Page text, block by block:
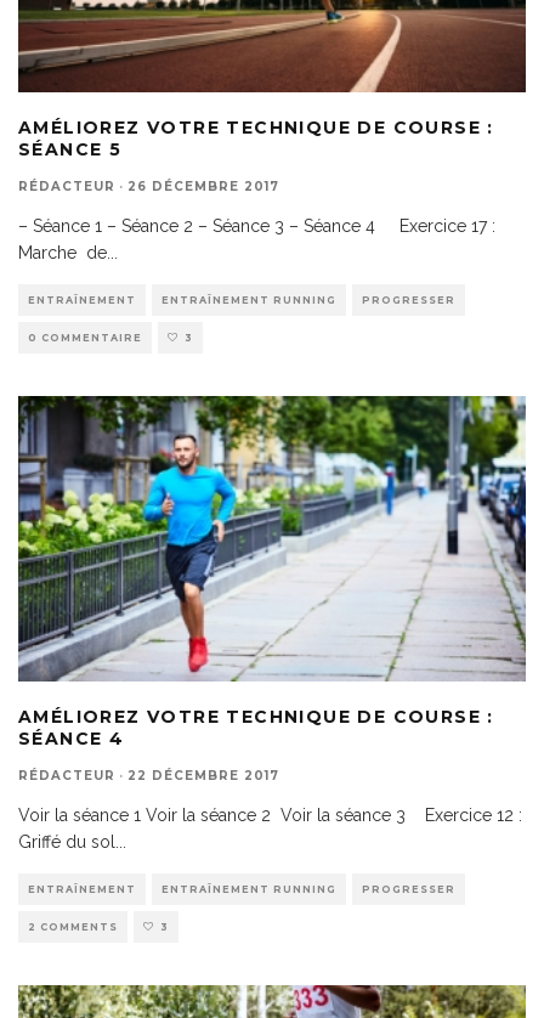
AMÉLIOREZ VOTRE TECHNIQUE DE COURSE :
SÉANCE 5
RÉDACTEUR · 26 DÉCEMBRE 2017
– Séance 1 – Séance 2 – Séance 3 – Séance 4 Exercice 17 :
Marche de
ENTRAÎNEMENT ENTRAÎNEMENT RUNNING PROGRESSER
0 COMMENTAIRE 3
AMÉLIOREZ VOTRE TECHNIQUE DE COURSE :
SÉANCE 4
RÉDACTEUR · 22 DÉCEMBRE 2017
Voir la séance 1 Voir la séance 2 Voir la séance 3 Exercice 12 :
Griffé du sol
ENTRAÎNEMENT ENTRAÎNEMENT RUNNING PROGRESSER
2 COMMENTS 3